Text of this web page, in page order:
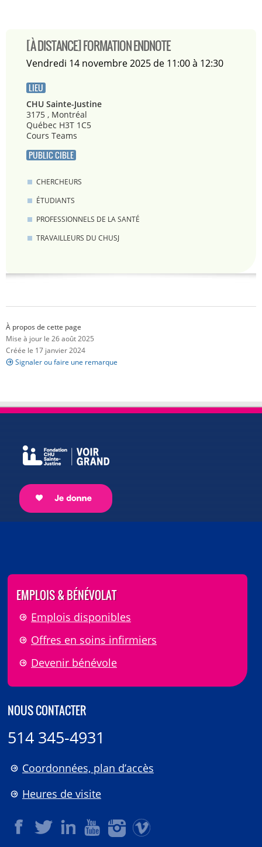
[À DISTANCE] FORMATION ENDNOTE
vendredi 14 novembre 2025 de 11:00 à 12:30
LIEU
CHU Sainte-Justine
3175 , Montréal
Québec H3T 1C5
Cours Teams
PUBLIC CIBLE
CHERCHEURS
ÉTUDIANTS
PROFESSIONNELS DE LA SANTÉ
TRAVAILLEURS DU CHUSJ
À propos de cette page
Mise à jour le 26 août 2025
Créée le 17 janvier 2024
Signaler ou faire une remarque
EMPLOIS & BÉNÉVOLAT
Emplois disponibles
Offres en soins infirmiers
Devenir bénévole
NOUS CONTACTER
514 345-4931
Coordonnées, plan d’accès
Heures de visite